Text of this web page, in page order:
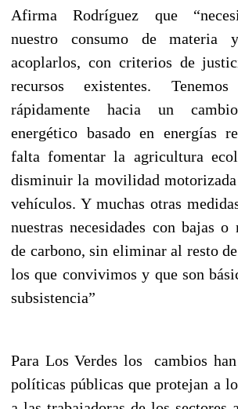
Afirma Rodríguez que
nuestro consumo de materia
acoplarlos, con criterios de
recursos existentes.
rápidamente hacia un
energético basado en energías
falta fomentar la agricultura
disminuir la movilidad
vehículos. Y muchas otras
nuestras necesidades con bajas o
de carbono, sin eliminar al resto
los que convivimos y que son
subsistencia”
Para Los Verdes los cambios
políticas públicas que protejan a